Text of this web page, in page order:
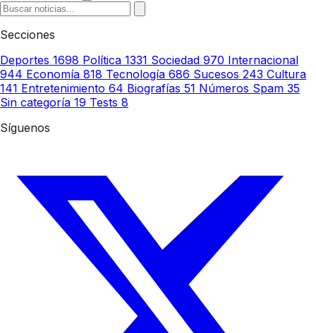
Secciones
Deportes 1698 Política 1331 Sociedad 970 Internacional
944 Economía 818 Tecnología 686 Sucesos 243 Cultura
141 Entretenimiento 64 Biografías 51 Números Spam 35
Sin categoría 19 Tests 8
Síguenos